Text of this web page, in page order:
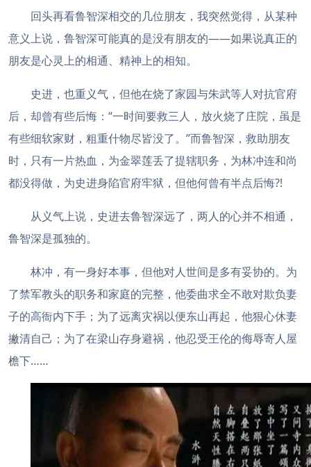
回头再看鲁智深相交的几位朋友，我突然觉得，从某种
意义上说，鲁智深可能真的是没有朋友的——如果说真正的
朋友是心灵上的相通、精神上的相知。
史进，也重义气，但他在烧了家园与朱武等人对抗官府
后，却曾有些后悔：“一时间要救三人，放火烧了庄院，虽是
有些细软家财，粗重什物尽皆没了。”而鲁智深，救助朋友
时，只有一片热血，为金翠莲丢了提辖职务，为林冲连和尚
都没得做，为史进身陷官府牢狱，但他何曾有半点后悔?!
从义气上说，史进去鲁智深远了，两人的心并不相通，
鲁智深是孤独的。
林冲，有一身好本事，但他对人世间是多有妥协的。为
了禁军教头的职务和家庭的完整，他委曲求全不敢对欺负妻
子的高衙内下手；为了远离灾祸以便东山再起，他狠心休妻
撇清自己；为了在梁山存身避祸，他忍受王伦的侮辱寄人屋
檐下……